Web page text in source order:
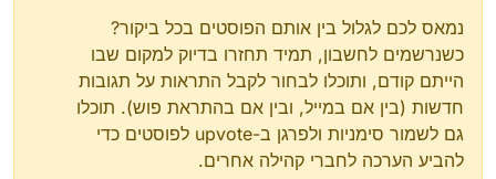
נמאס לכם לגלול בין אותם הפוסטים בכל ביקור?
כשנרשמים לחשבון, תמיד תחזרו בדיוק למקום שבו
הייתם קודם, ותוכלו לבחור לקבל התראות על תגובות
חדשות (בין אם במייל, ובין אם בהתראת פוש). תוכלו
גם לשמור סימניות ולפרגן ב-upvote לפוסטים כדי
להביע הערכה לחברי קהילה אחרים.